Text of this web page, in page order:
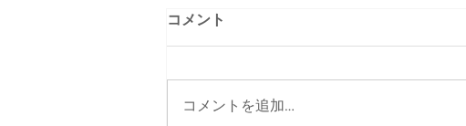
コメント
コメントを追加…